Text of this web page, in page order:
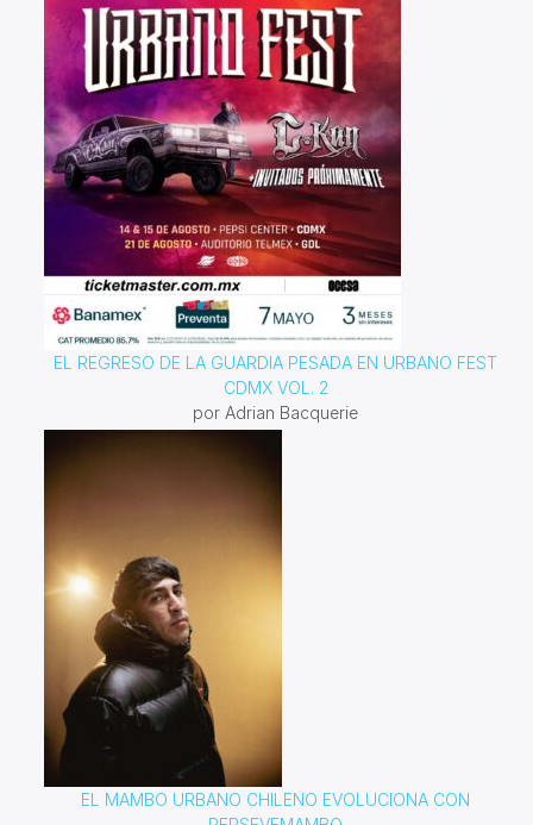
EL REGRESO DE LA GUARDIA PESADA EN URBANO FEST
CDMX VOL. 2
por Adrian Bacquerie
EL MAMBO URBANO CHILENO EVOLUCIONA CON